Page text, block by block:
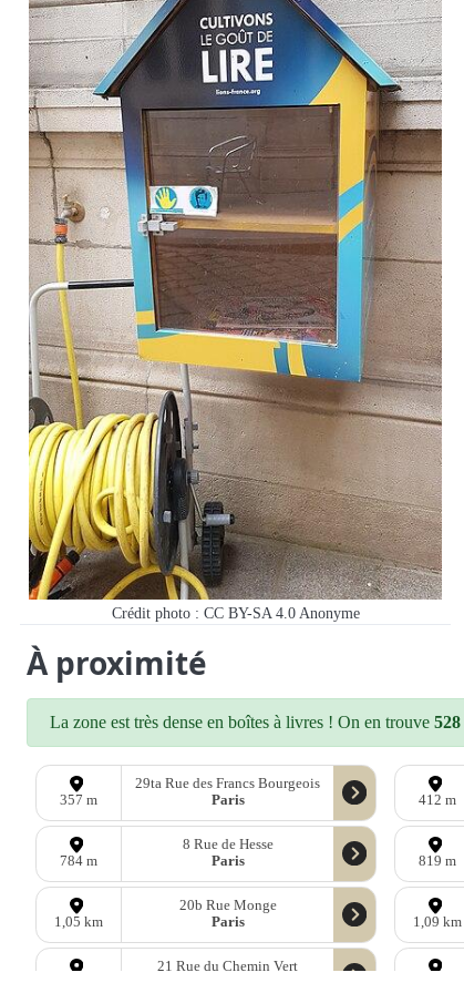
Crédit photo : CC BY-SA 4.0 Anonyme
À proximité
La zone est très dense en boîtes à livres ! On en trouve 528
357 m
29ta Rue des Francs Bourgeois
Paris
412 m
784 m
8 Rue de Hesse
Paris
819 m
1,05 km
20b Rue Monge
Paris
1,09 km
21 Rue du Chemin Vert